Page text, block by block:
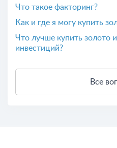
Что такое факторинг?
Как и где я могу купить
Что лучше купить золото
инвестиций?
Все